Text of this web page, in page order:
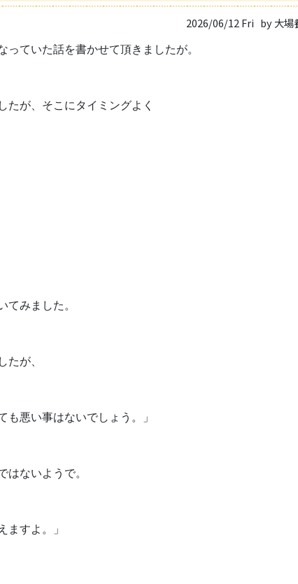
2026/06/12 Fri by 大場
ていた話を書かせて頂きましたが。
たが、そこにタイミングよく
てみました。
が、
も悪い事はないでしょう。」
ないようで。
ますよ。」